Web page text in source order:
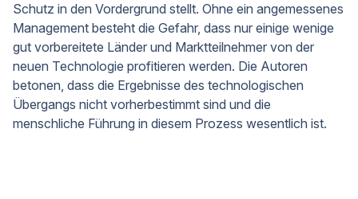
Schutz in den Vordergrund stellt. Ohne ein angemessenes
Management besteht die Gefahr, dass nur einige wenige
gut vorbereitete Länder und Marktteilnehmer von der
neuen Technologie profitieren werden. Die Autoren
betonen, dass die Ergebnisse des technologischen
Übergangs nicht vorherbestimmt sind und die
menschliche Führung in diesem Prozess wesentlich ist.